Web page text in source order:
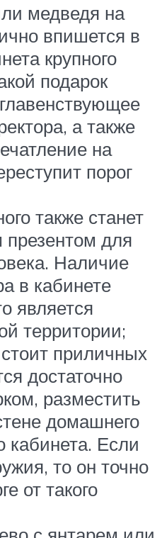
медведя на
впишется в
крупного
подарок
а также
на
порог
также станет
для
Наличие
в кабинете
является
территории;
приличных
достаточно
разместить
домашнего
кабинета. Если
то он точно
от такого